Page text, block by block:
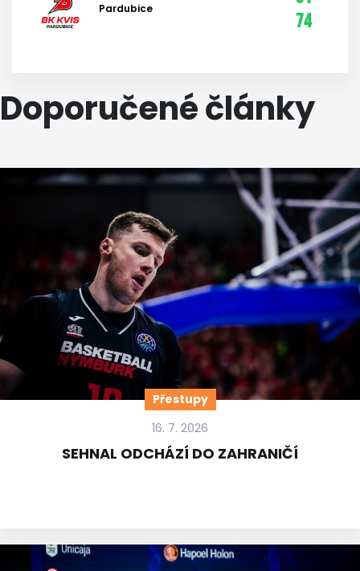
Pardubice
74
Doporučené články
Přestupy
16. 7. 2026
SEHNAL ODCHÁZÍ DO ZAHRANIČÍ